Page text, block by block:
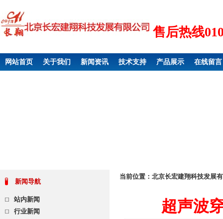
售后热线
网站首页 关于我们 新闻资讯 技术支持 产品展示 在线留言
新闻导航
站内新闻
行业新闻
当前位置： 北京长宏建翔科技发展
超声波